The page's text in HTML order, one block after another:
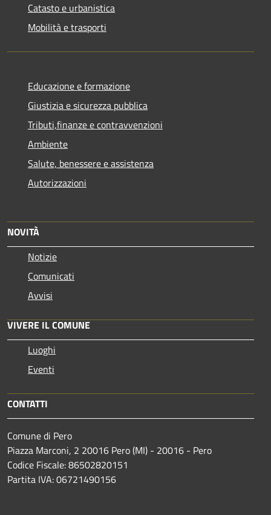
Catasto e urbanistica
Mobilità e trasporti
Educazione e formazione
Giustizia e sicurezza pubblica
Tributi,finanze e contravvenzioni
Ambiente
Salute, benessere e assistenza
Autorizzazioni
NOVITÀ
Notizie
Comunicati
Avvisi
VIVERE IL COMUNE
Luoghi
Eventi
CONTATTI
Comune di Pero
Piazza Marconi, 2 20016 Pero (MI) - 20016 - Pero
Codice Fiscale: 86502820151
Partita IVA: 06721490156